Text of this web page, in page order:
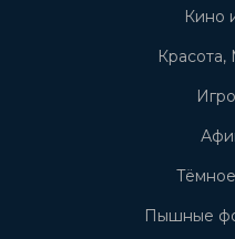
Кино
Пышные